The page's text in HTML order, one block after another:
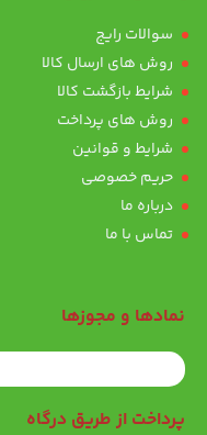
سوالات رایج
روش های ارسال کالا
شرایط بازگشت کالا
روش های پرداخت
شرایط و قوانین
حریم خصوصی
درباره ما
تماس با ما
نمادها و مجوزها
پرداخت از طریق درگاه